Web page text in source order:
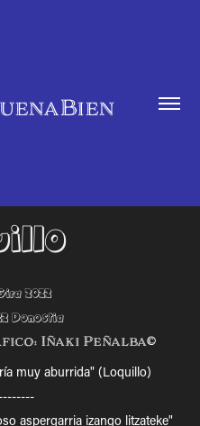
2022
Donostia
Iñaki Peñalba©
muy aburrida" (Loquillo)
aspergarria izango litzateke"